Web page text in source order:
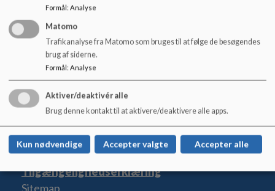
forældre, lærer eller sundhedsplejerske skønner det
nødvendigt.
Den Classenske Legatskole
Vester Voldgade 98
33 66 21 90
EAN NR. 5798009377968
Tilgængelighedserklæring
Sitemap
Formål: Analyse
Matomo
Trafikanalyse fra Matomo som bruges til at følge de besøgendes
brug af siderne.
Formål: Analyse
Aktiver/deaktivér alle
Brug denne kontakt til at aktivere/deaktivere alle apps.
Kun nødvendige Accepter valgte Accepter alle